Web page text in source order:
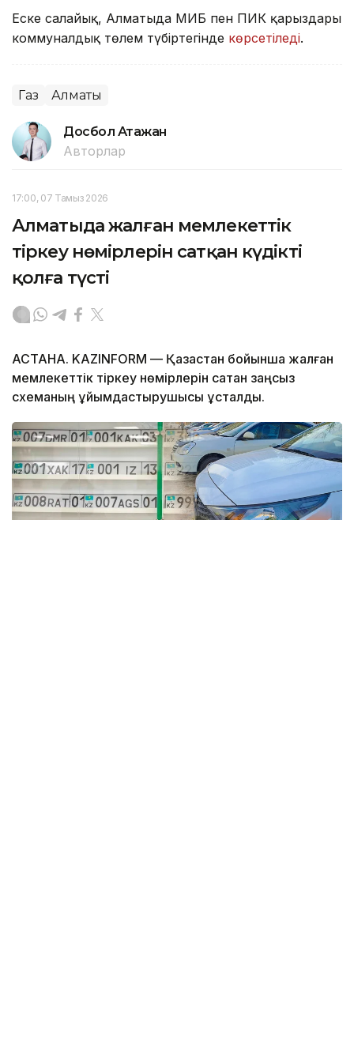
Еске салайық, Алматыда МИБ пен ПИК қарыздары
коммуналдық төлем түбіртегінде көрсетіледі.
Газ Алматы
Досбол Атажан
Авторлар
17:00, 07 Тамыз 2026
Алматыда жалған мемлекеттік
тіркеу нөмірлерін сатқан күдікті
қолға түсті
АСТАНА. KAZINFORM — Қазақстан бойынша жалған
мемлекеттік тіркеу нөмірлерін сатқан заңсыз
схеманың ұйымдастырушысы ұсталды.